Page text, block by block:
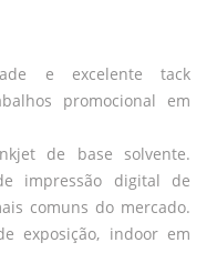
e excelente tack
promocional em
de base solvente.
impressão digital de
comuns do mercado.
exposição, indoor em